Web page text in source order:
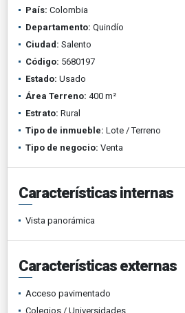
País: Colombia
Departamento: Quindío
Ciudad: Salento
Código: 5680197
Estado: Usado
Área Terreno: 400 m²
Estrato: Rural
Tipo de inmueble: Lote / Terreno
Tipo de negocio: Venta
Características internas
Vista panorámica
Características externas
Acceso pavimentado
Colegios / Universidades